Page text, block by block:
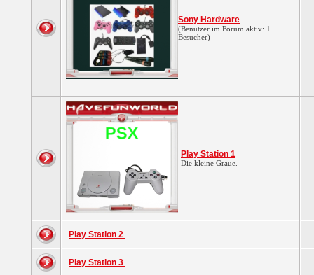
Sony Hardware
(Benutzer im Forum aktiv: 1
Besucher)
Play Station 1
Die kleine Graue.
Play Station 2
Play Station 3